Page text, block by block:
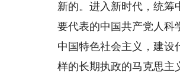
新的。进入新时代，统筹
要代表的中国共产党人科
中国特色社会主义，建设
样的长期执政的马克思主